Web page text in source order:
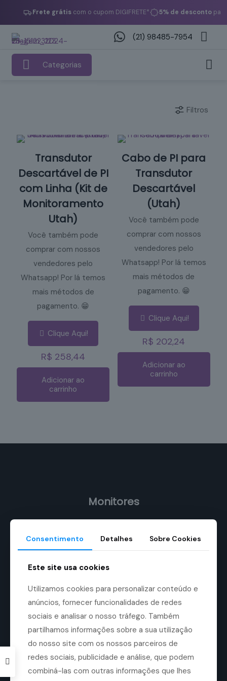
Frete grátis com o cupom DIGIFRETE* 5% de desconto
(21) 98485-7954
Categorias
Filtros
Transdutor
Descartável de PI
com Linha (Kit de
Monitoramento
Utah)
Você também pode
comprar com nossos
vendedores pelo
Whatsapp! Por lá temos
mais métodos de
pagamento. 😁
Clique Aqui!
R$ 258,44
Adicionar ao
carrinho
Cabo de PI para
Transdutor
Descartável
(Utah)
Você também pode
comprar com nossos
vendedores pelo
Whatsapp! Por lá temos
mais métodos de
pagamento. 😁
Clique Aqui!
R$ 202,24
Adicionar ao
carrinho
Monitores
LifeWindow Lite Series
LifeWindow 9x
LifeWindow 9x MRI
TeleVue TV1x
Outros Monitores
Acessórios para Monitores
Consentimento Detalhes Sobre Cookies
Este site usa cookies
Utilizamos cookies para personalizar conteúdo e
anúncios, fornecer funcionalidades de redes
sociais e analisar o nosso tráfego. Também
partilhamos informações sobre a sua utilização
do nosso site com os nossos parceiros de
redes sociais, publicidade e análise, que podem
combiná-las com outras informações que lhes